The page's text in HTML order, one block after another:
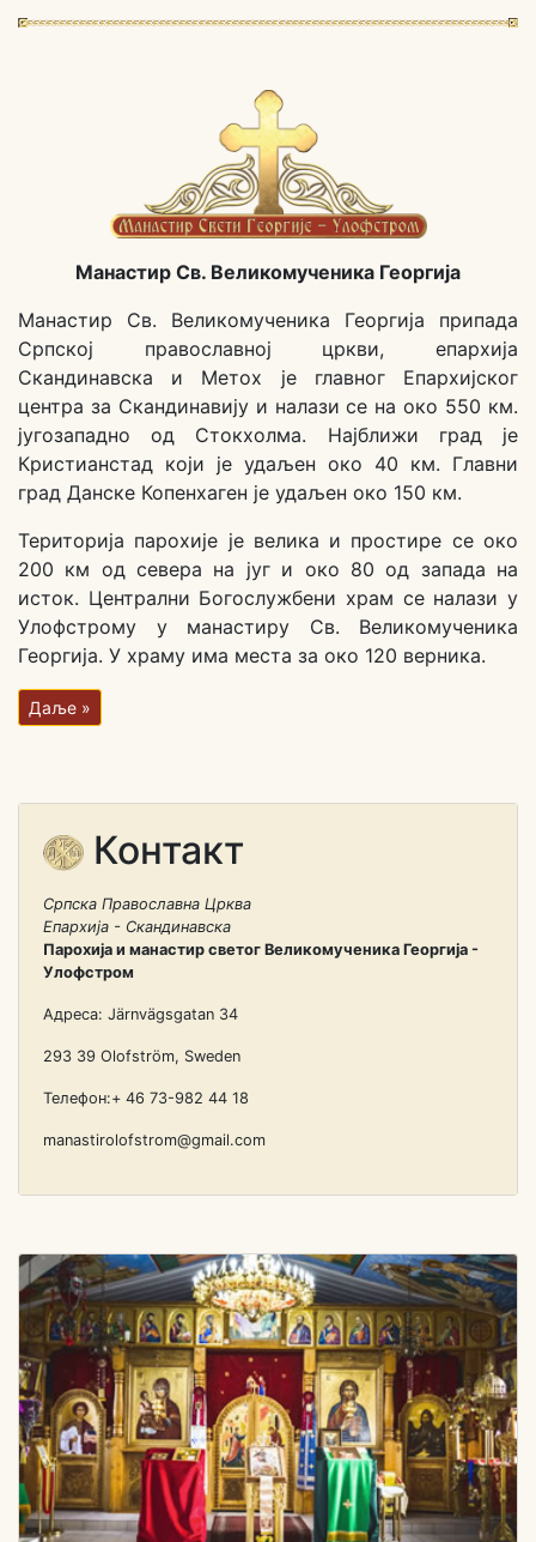
Манастир Св. Великомученика Георгија
Манастир Св. Великомученика Георгија припада
Српској православној цркви, епархија
Скандинавска и Метох је главног Епархијског
центра за Скандинавију и налази се на око 550 км.
југозападно од Стокхолма. Најближи град је
Кристианстад који је удаљен око 40 км. Главни
град Данске Копенхаген је удаљен око 150 км.
Територија парохије је велика и простире се око
200 км од севера на југ и око 80 од запада на
исток. Централни Богослужбени храм се налази у
Улофстрому у манастиру Св. Великомученика
Георгија. У храму има места за око 120 верника.
Даље »
Контакт
Српска Православна Црква
Епархија - Скандинавска
Парохија и манастир светог Великомученика Георгија -
Улофстром
Адреса: Järnvägsgatan 34
293 39 Olofström, Sweden
Телефон:+ 46 73-982 44 18
manastirolofstrom@gmail.com